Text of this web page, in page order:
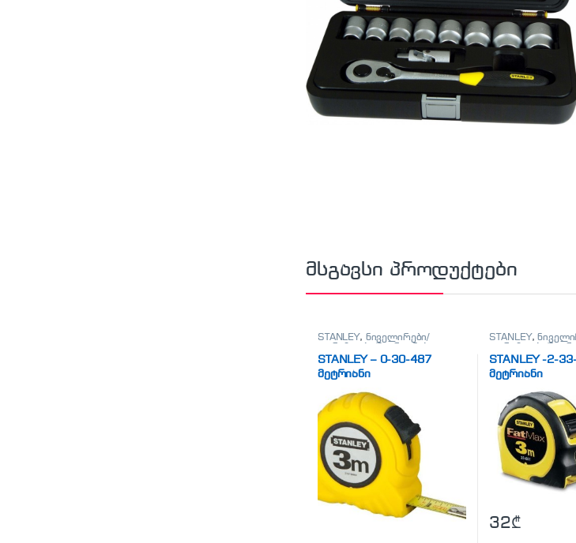
მსგავსი პროდუქტები
STANLEY, ნიველირები/
STANLEY – 0-30-487
მეტრიანი
STANLEY,
STANLEY -2-
მეტრიანი
32₾